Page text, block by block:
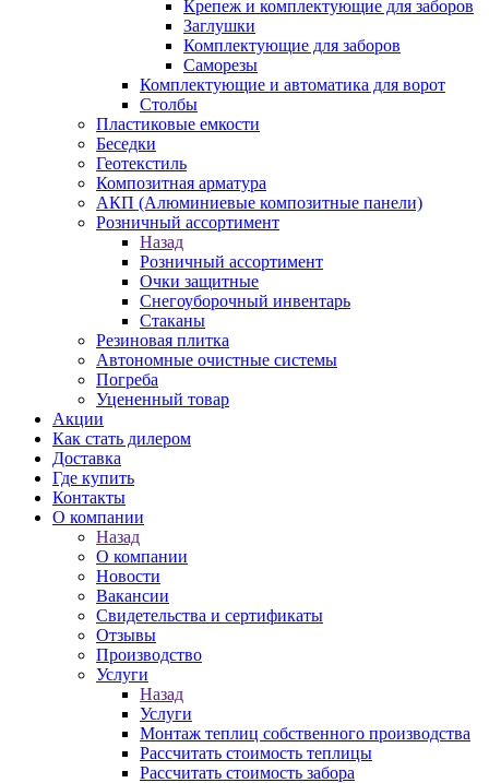
Крепеж и комплектующие для заборов
Заглушки
Комплектующие для заборов
Саморезы
Комплектующие и автоматика для ворот
Столбы
Пластиковые емкости
Беседки
Геотекстиль
Композитная арматура
АКП (Алюминиевые композитные панели)
Розничный ассортимент
Назад
Розничный ассортимент
Очки защитные
Снегоуборочный инвентарь
Стаканы
Резиновая плитка
Автономные очистные системы
Погреба
Уцененный товар
Акции
Как стать дилером
Доставка
Где купить
Контакты
О компании
Назад
О компании
Новости
Вакансии
Свидетельства и сертификаты
Отзывы
Производство
Услуги
Назад
Услуги
Монтаж теплиц собственного производства
Рассчитать стоимость теплицы
Рассчитать стоимость забора